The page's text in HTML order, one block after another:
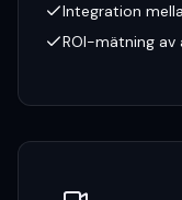
Integration
ROI-mätning